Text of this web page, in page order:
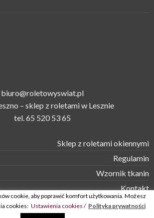
biuro@roletowyswiat.pl
– sklep z roletami w Lesznie
tel.65 520 53 65
Sklep z roletami okiennymi
Regulamin
Wzornik tkanin
Kontakt
2026 -rolety okienne | rolety w kasecie |
cookie, aby poprawić komfort użytkowania. Możesz
cookies: Ustawienia cookies / Polityka prywatności